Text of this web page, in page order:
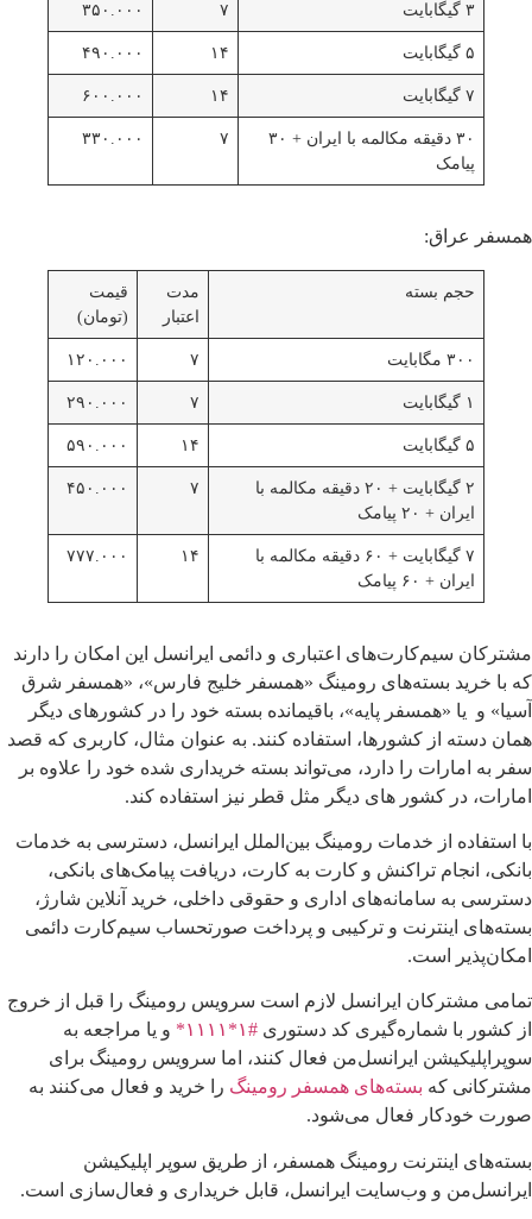
۳ گیگابایت ۷ ۳۵۰.۰۰۰
۵ گیگابایت ۱۴ ۴۹۰.۰۰۰
۷ گیگابایت ۱۴ ۶۰۰.۰۰۰
۳۰ دقیقه مکالمه با ایران + ۳۰
پیامک
۷ ۳۳۰.۰۰۰
همسفر عراق:
حجم بسته
مدت
اعتبار
قیمت
(تومان)
۳۰۰ مگابایت ۷ ۱۲۰.۰۰۰
۱ گیگابایت ۷ ۲۹۰.۰۰۰
۵ گیگابایت ۱۴ ۵۹۰.۰۰۰
۲ گیگابایت + ۲۰ دقیقه مکالمه با
ایران + ۲۰ پیامک
۷ ۴۵۰.۰۰۰
۷ گیگابایت + ۶۰ دقیقه مکالمه با
ایران + ۶۰ پیامک
۱۴ ۷۷۷.۰۰۰
مشترکان سیم‌کارت‌های اعتباری و دائمی ایرانسل این امکان را دارند
که با خرید بسته‌های رومینگ «همسفر خلیج فارس»، «همسفر شرق
آسیا» و یا «همسفر پایه»، باقیمانده بسته خود را در کشورهای دیگر
همان دسته از کشورها، استفاده کنند. به عنوان مثال، کاربری که قصد
سفر به امارات را دارد، می‌تواند بسته خریداری شده خود را علاوه بر
امارات، در کشور های دیگر مثل قطر نیز استفاده کند.
با استفاده از خدمات رومینگ بین‌الملل ایرانسل، دسترسی به خدمات
بانکی، انجام تراکنش و کارت به کارت، دریافت پیامک‌های بانکی،
دسترسی به سامانه‌های اداری و حقوقی داخلی، خرید آنلاین شارژ،
بسته‌های اینترنت و ترکیبی و پرداخت صورتحساب سیم‌کارت دائمی
امکان‌پذیر است.
تمامی مشترکان ایرانسل لازم است سرویس رومینگ را قبل از خروج
از کشور با شماره‌گیری کد دستوری #۱*۱۱۱۱*
و یا مراجعه به
سوپراپلیکیشن ایرانسل‌من فعال کنند، اما سرویس رومینگ برای
مشترکانی که بسته‌های همسفر رومینگ را خرید و فعال می‌کنند به
صورت خودکار فعال می‌شود.
بسته‌های اینترنت رومینگ همسفر، از طریق سوپر اپلیکیشن
ایرانسل‌من و وب‌سایت ایرانسل، قابل خریداری و فعال‌سازی است.